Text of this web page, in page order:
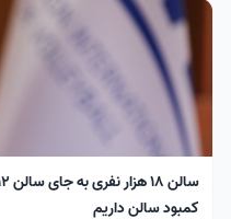
کمبود سالن داریم